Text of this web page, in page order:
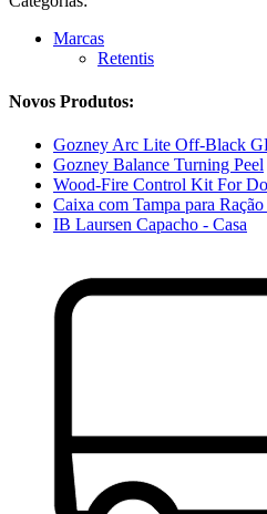
Marcas
Retentis
Novos Produtos:
Gozney Arc Lite Off-Black
Gozney Balance Turning Peel
Wood-Fire Control Kit For
Caixa com Tampa para
IB Laursen Capacho - Casa